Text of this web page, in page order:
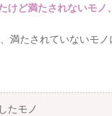
けど満たされないモ
満たされていないモ
たモノ